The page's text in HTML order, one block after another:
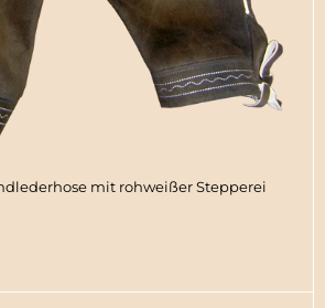
mit rohweißer Stepperei